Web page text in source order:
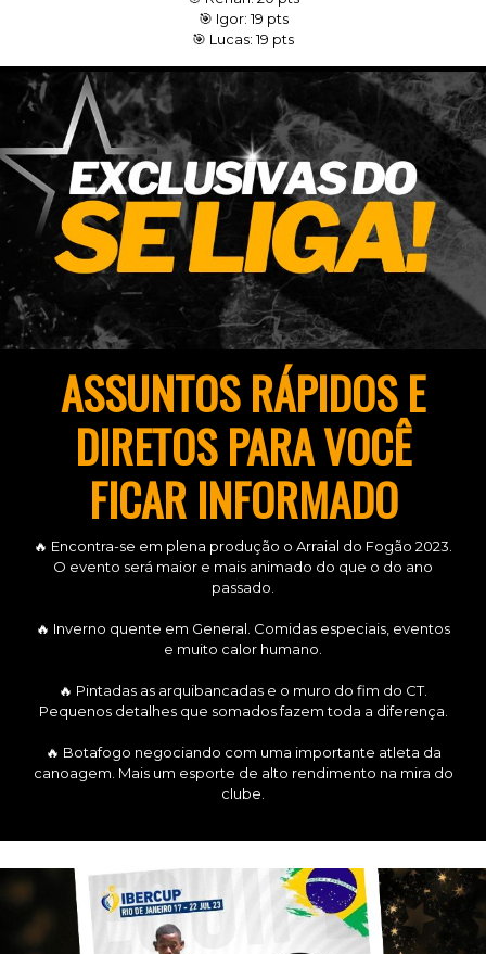
🎯 Igor: 19 pts
🎯 Lucas: 19 pts
ASSUNTOS RÁPIDOS E
DIRETOS PARA VOCÊ
FICAR INFORMADO
🔥 Encontra-se em plena produção o Arraial do Fogão 2023.
O evento será maior e mais animado do que o do ano
passado.
🔥 Inverno quente em General. Comidas especiais, eventos
e muito calor humano.
🔥 Pintadas as arquibancadas e o muro do fim do CT.
Pequenos detalhes que somados fazem toda a diferença.
🔥 Botafogo negociando com uma importante atleta da
canoagem. Mais um esporte de alto rendimento na mira do
clube.